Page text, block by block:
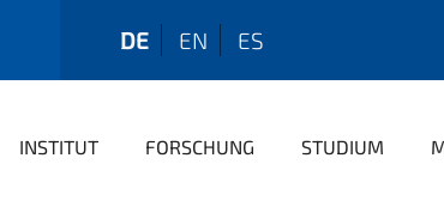
DE EN ES
INSTITUT FORSCHUNG STUDIUM